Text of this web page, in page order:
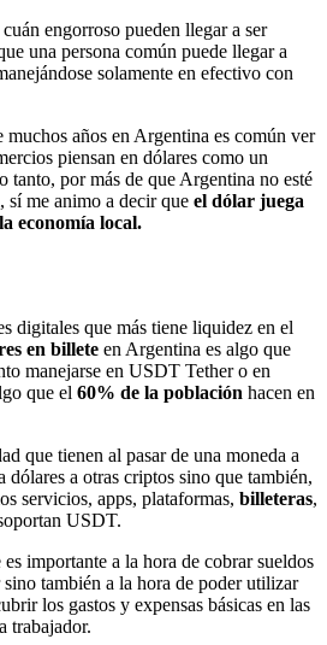
engorroso pueden llegar a ser
una persona común puede llegar a
solamente en efectivo con
muchos años en Argentina es común ver
piensan en dólares como un
tanto, por más de que Argentina no esté
me animo a decir que el dólar juega
economía local.
digitales que más tiene liquidez en el
en billete en Argentina es algo que
manejarse en USDT Tether o en
que el 60% de la población hacen en
que tienen al pasar de una moneda a
dólares a otras criptos sino que también,
servicios, apps, plataformas, billeteras,
USDT.
importante a la hora de cobrar sueldos
también a la hora de poder utilizar
los gastos y expensas básicas en las
trabajador.